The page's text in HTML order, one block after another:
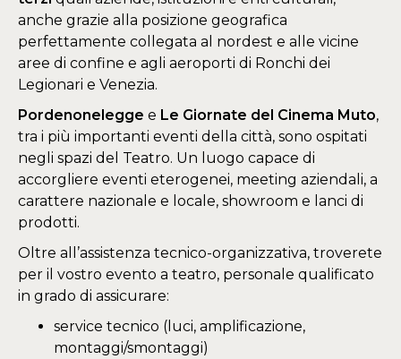
anche grazie alla posizione geografica
perfettamente collegata al nordest e alle vicine
aree di confine e agli aeroporti di Ronchi dei
Legionari e Venezia.
Pordenonelegge e Le Giornate del Cinema Muto,
tra i più importanti eventi della città, sono ospitati
negli spazi del Teatro. Un luogo capace di
accorgliere eventi eterogenei, meeting aziendali, a
carattere nazionale e locale, showroom e lanci di
prodotti.
Oltre all’assistenza tecnico-organizzativa, troverete
per il vostro evento a teatro, personale qualificato
in grado di assicurare:
service tecnico (luci, amplificazione,
montaggi/smontaggi)